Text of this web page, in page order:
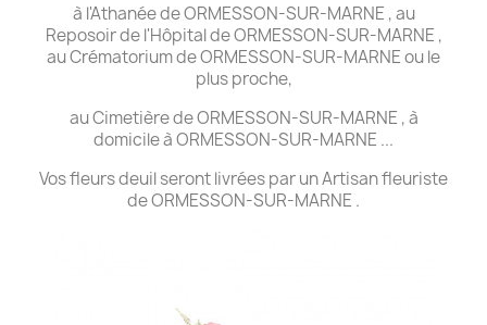
à l'Athanée de ORMESSON-SUR-MARNE , au
Reposoir de l'Hôpital de ORMESSON-SUR-MARNE ,
au Crématorium de ORMESSON-SUR-MARNE ou le
plus proche,
au Cimetière de ORMESSON-SUR-MARNE , à
domicile à ORMESSON-SUR-MARNE ...
Vos fleurs deuil seront livrées par un Artisan fleuriste
de ORMESSON-SUR-MARNE .